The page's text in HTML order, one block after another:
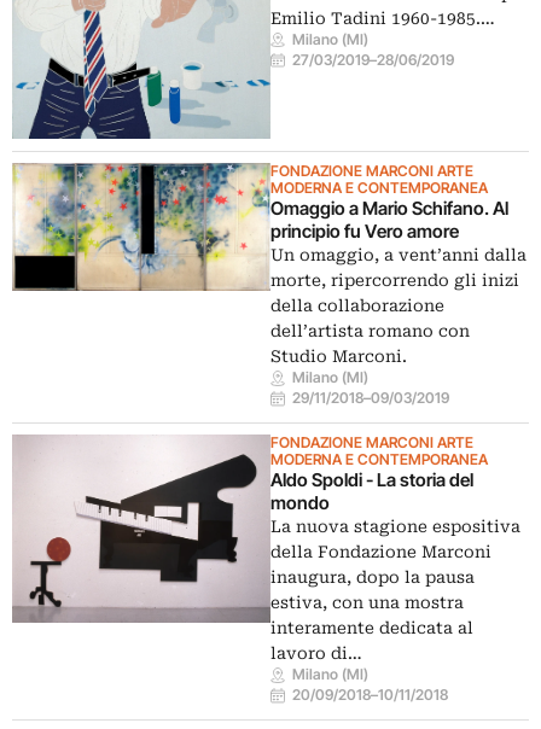
Emilio Tadini 1960-1985.…
Milano (MI)
27/03/2019–28/06/2019
FONDAZIONE MARCONI ARTE
MODERNA E CONTEMPORANEA
Omaggio a Mario Schifano. Al
principio fu Vero amore
Un omaggio, a vent’anni dalla
morte, ripercorrendo gli inizi
della collaborazione
dell’artista romano con
Studio Marconi.
Milano (MI)
29/11/2018–09/03/2019
FONDAZIONE MARCONI ARTE
MODERNA E CONTEMPORANEA
Aldo Spoldi - La storia del
mondo
La nuova stagione espositiva
della Fondazione Marconi
inaugura, dopo la pausa
estiva, con una mostra
interamente dedicata al
lavoro di…
Milano (MI)
20/09/2018–10/11/2018